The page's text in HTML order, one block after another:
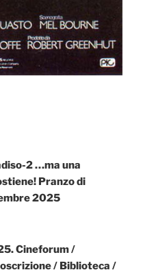
2 …ma una
Pranzo di
2025
Cineforum /
/ Biblioteca /